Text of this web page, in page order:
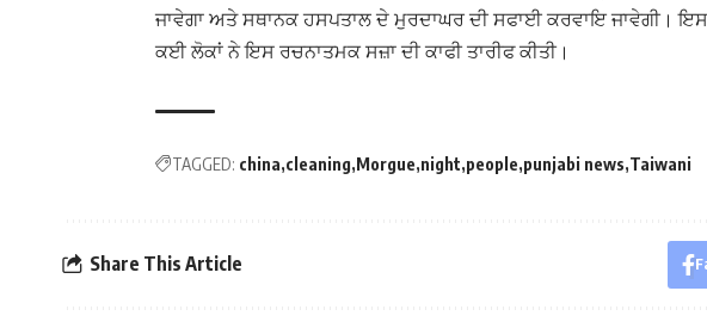
ਜਾਵੇਗਾ ਅਤੇ ਸਥਾਨਕ ਹਸਪਤਾਲ ਦੇ ਮੁਰਦਾਘਰ ਦੀ ਸਫਾਈ ਕਰਵਾਇ ਜਾਵੇਗੀ।
ਕਈ ਲੋਕਾਂ ਨੇ ਇਸ ਰਚਨਾਤਮਕ ਸਜ਼ਾ ਦੀ ਕਾਫੀ ਤਾਰੀਫ ਕੀਤੀ।
TAGGED: china cleaning Morgue night people punjabi news Taiwani
Share This Article